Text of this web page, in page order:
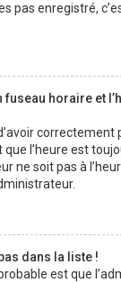
pas enregistré,
fuseau horaire et
l’heure est
ne soit pas à
dans la liste !
est que